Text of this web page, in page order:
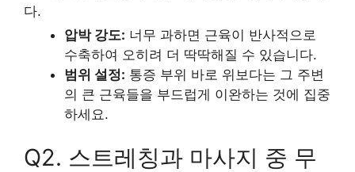
다.
압박 강도: 너무 과하면 근육이 반사적으로
수축하여 오히려 더 딱딱해질 수 있습니다.
범위 설정: 통증 부위 바로 위보다는 그 주변
의 큰 근육들을 부드럽게 이완하는 것에 집중
하세요.
Q2. 스트레칭과 마사지 중 무